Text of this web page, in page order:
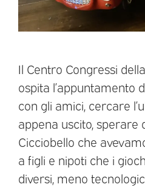
Il Centro Congressi
ospita l’appuntamento
con gli amici, cercare
appena uscito, sperare
Cicciobello che
a figli e nipoti che i
diversi, meno